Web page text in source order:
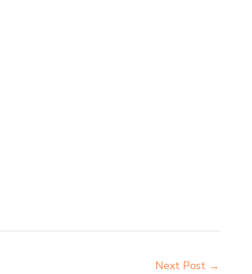
Next Post →